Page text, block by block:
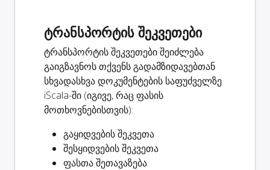
ტრანსპორტის შეკვეთები
ტრანსპორტის შეკვეთები შეიძლება
გაიგზავნოს თქვენს გადამზიდავებთან
სხვადასხვა დოკუმენტების საფუძველზე
iScala-ში (იგივე, რაც ფასის
მოთხოვნებისთვის):
გაყიდვების შეკვეთა
შესყიდვების შეკვეთა
ფასთა შეთავაზება